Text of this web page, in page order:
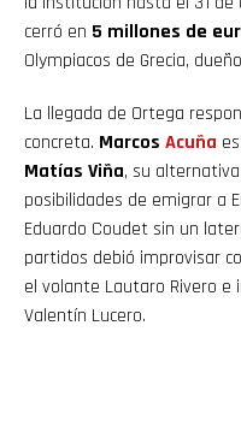
cerró en 5 millones de
Olympiacos de Grecia,
La llegada de Ortega
concreta. Marcos Acuña
Matías Viña, su
posibilidades de emigrar a
Eduardo Coudet sin un
partidos debió improvisar
el volante Lautaro Rivero e
Valentín Lucero.